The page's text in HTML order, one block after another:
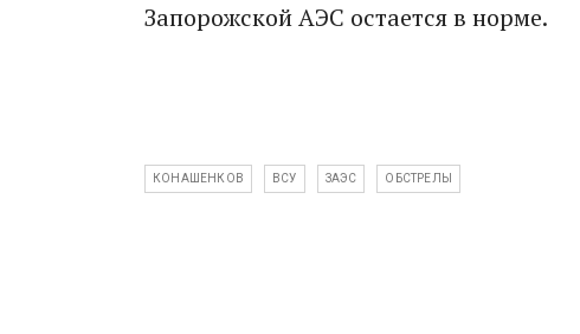
Запорожской АЭС остается в норме.
КОНАШЕНКОВ ВСУ ЗАЭС ОБСТРЕЛЫ